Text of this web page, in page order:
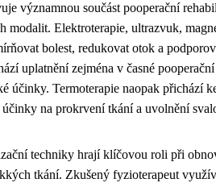
významnou součást pooperační
modalit. Elektroterapie, ultrazvuk,
bolest, redukovat otok a
uplatnění zejména v časné
účinky. Termoterapie naopak přichází
na prokrvení tkání a uvolnění
techniky hrají klíčovou roli při
tkání. Zkušený fyzioterapeut